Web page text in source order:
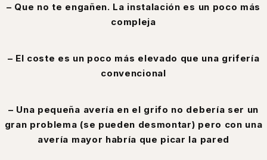
– Que no te engañen. La instalación es un poco más
compleja
– El coste es un poco más elevado que una grifería
convencional
– Una pequeña avería en el grifo no debería ser un
gran problema (se pueden desmontar) pero con una
avería mayor habría que picar la pared